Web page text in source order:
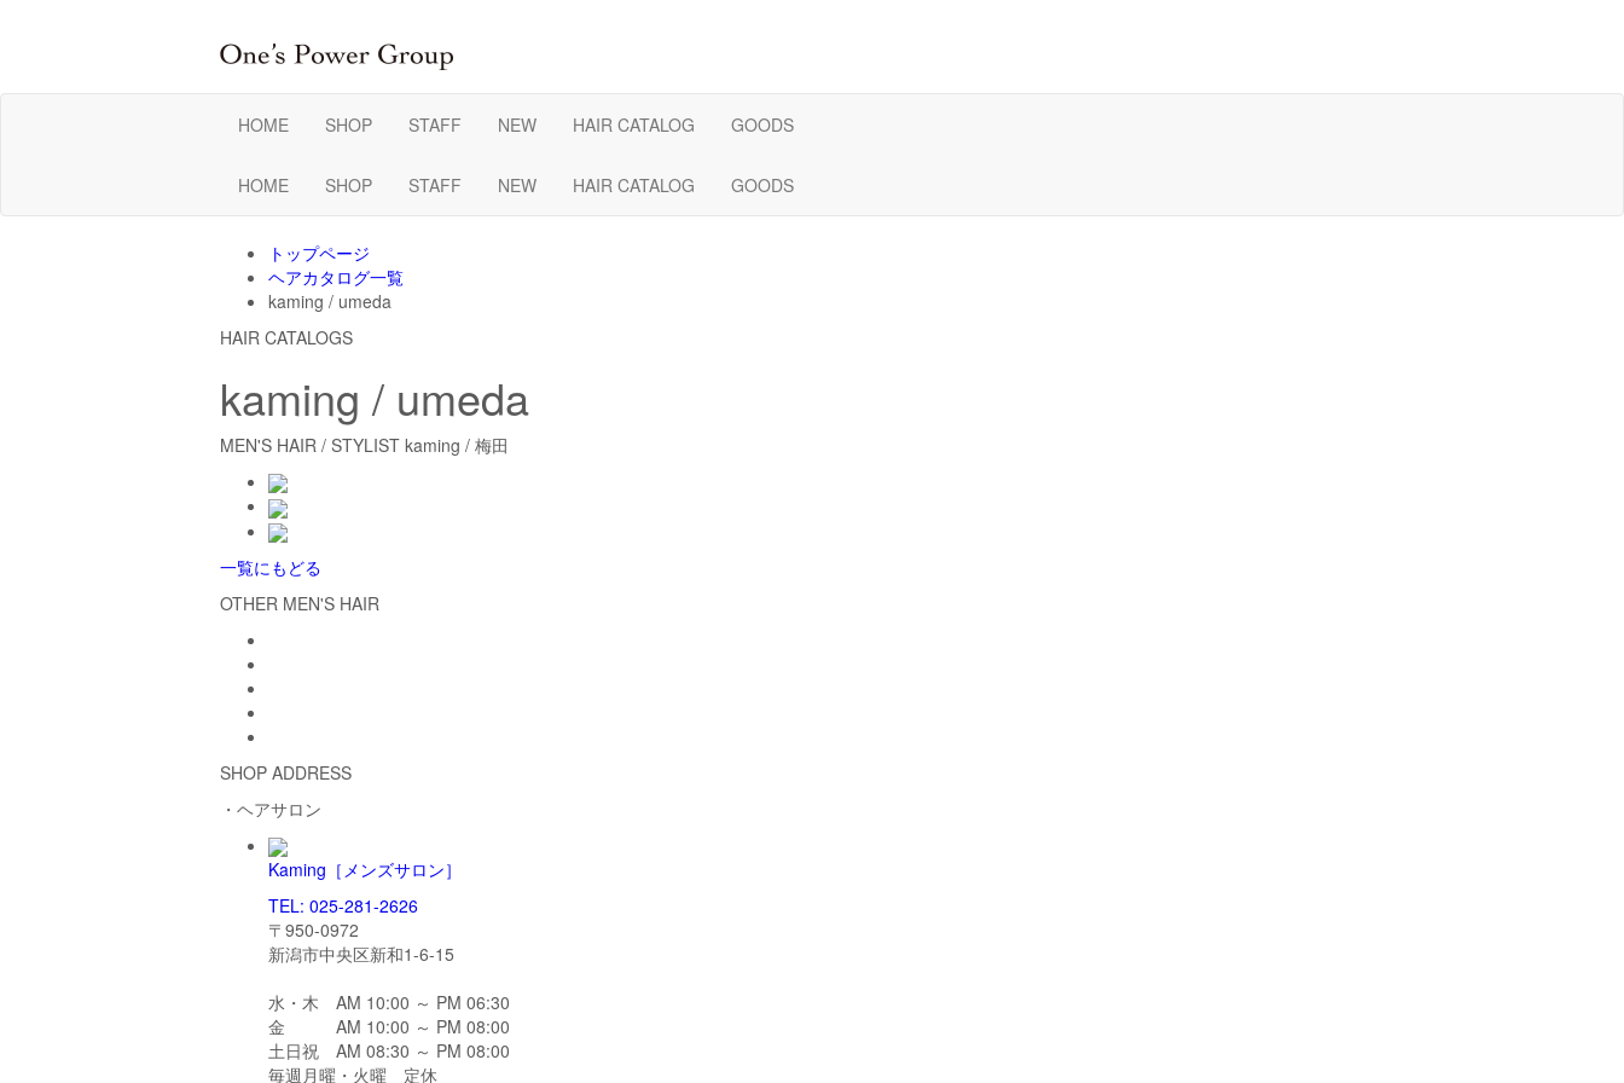
HOME SHOP STAFF NEW HAIR CATALOG GOODS
HOME SHOP STAFF NEW HAIR CATALOG GOODS
トップページ
ヘアカタログ一覧
kaming / umeda
HAIR CATALOGS
kaming / umeda
MEN'S HAIR / STYLIST kaming / 梅田
一覧にもどる
OTHER MEN'S HAIR
SHOP ADDRESS
・ヘアサロン
Kaming ［メンズサロン］
TEL: 025-281-2626
〒950-0972
新潟市中央区新和1-6-15
水・木 AM 10:00 ～ PM 06:30
金 AM 10:00 ～ PM 08:00
土日祝 AM 08:30 ～ PM 08:00
毎週月曜・火曜 定休